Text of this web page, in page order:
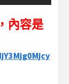
內容是